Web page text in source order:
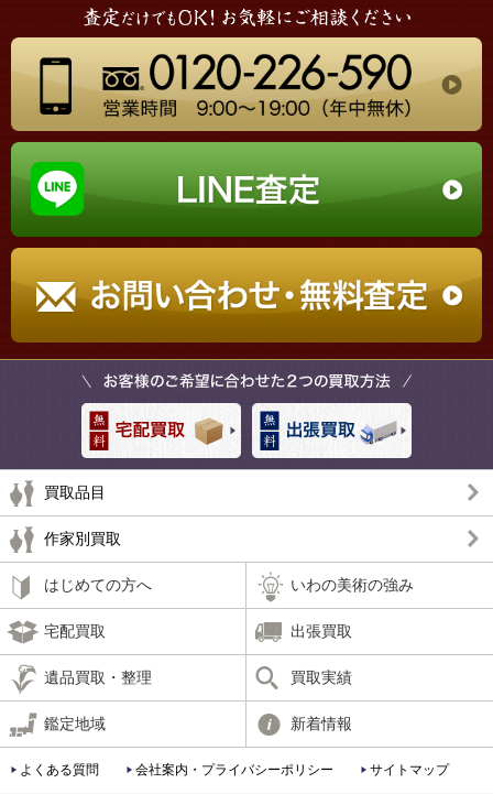
買取品目
作家別買取
はじめての方へ いわの美術の強み
宅配買取 出張買取
遺品買取・整理 買取実績
鑑定地域 新着情報
よくある質問 会社案内・プライバシーポリシー サイトマップ